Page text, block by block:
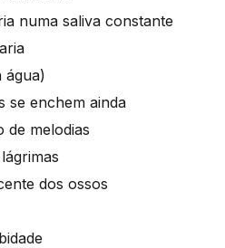
numa saliva constante
água)
se enchem ainda
de melodias
dos ossos